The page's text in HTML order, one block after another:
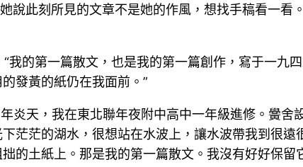
說此刻所見的文章不是她的作風，想找手稿看一看
的第一篇散文，也是我的第一篇創作，寫于一九
發黃的紙仍在我面前。”
炎天，我在東北聯年夜附中高中一年級進修。黌舍
茫茫的湖水，很想站在水波上，讓水波帶我到很遠
的土紙上。那是我的第一篇散文。我沒有好好保留